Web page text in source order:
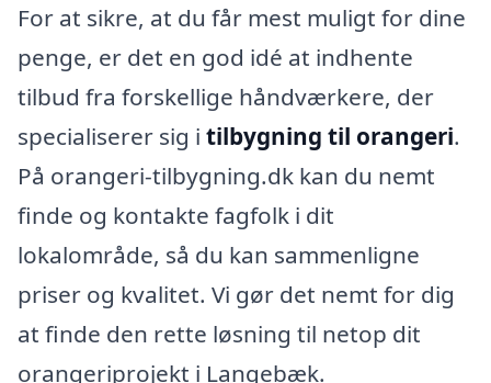
For at sikre, at du får mest muligt for dine
penge, er det en god idé at indhente
tilbud fra forskellige håndværkere, der
specialiserer sig i tilbygning til orangeri.
På orangeri-tilbygning.dk kan du nemt
finde og kontakte fagfolk i dit
lokalområde, så du kan sammenligne
priser og kvalitet. Vi gør det nemt for dig
at finde den rette løsning til netop dit
orangeriprojekt i Langebæk.